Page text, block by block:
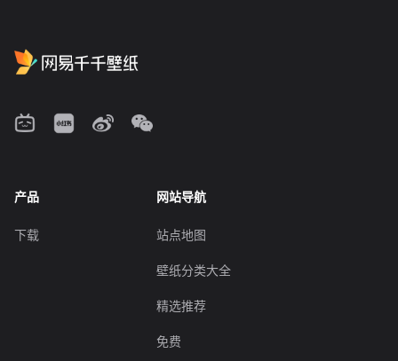
产品
下载
网站导航
站点地图
壁纸分类大全
精选推荐
免费